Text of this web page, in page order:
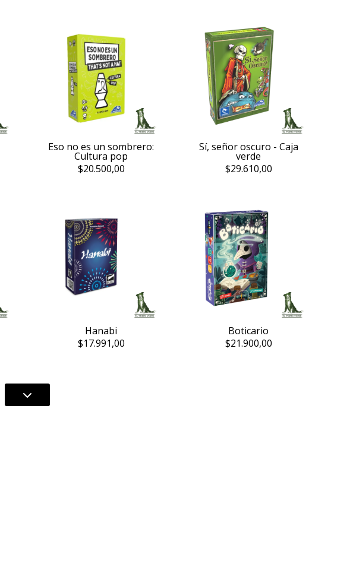
Eso no es un sombrero:
Cultura pop
$20.500,00
Sí, señor oscuro - Caja
verde
$29.610,00
Hanabi
$17.991,00
Boticario
$21.900,00